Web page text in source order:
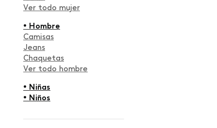
Ver todo mujer
• Hombre
Camisas
Jeans
Chaquetas
Ver todo hombre
• Niñas
• Niños